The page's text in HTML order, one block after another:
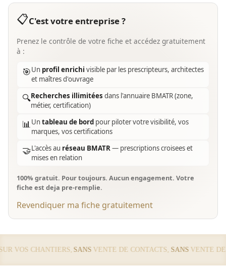
📋C'est votre entreprise ?
Prenez le contrôle de votre fiche et accédez gratuitement
à :
🎯Un profil enrichi visible par les prescripteurs, architectes
et maîtres d'ouvrage
🔍Recherches illimitées dans l'annuaire BMATR (zone,
métier, certification)
📊Untableau de bord pour piloter votre visibilité, vos
marques, vos certifications
🤝L'accès au réseau BMATR— prescriptions croisees et
mises en relation
100% gratuit. Pour toujours. Aucun engagement. Votre
fiche est deja pre-remplie.
Revendiquer ma fiche gratuitement
VOS CHANTIERS, SANSVENTE DE CONTACTS, SANSVENTE DE